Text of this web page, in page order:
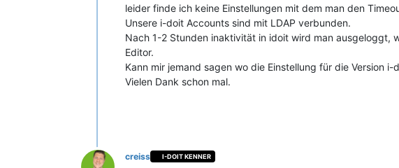
leider finde ich keine Einstellungen mit dem man den
Unsere i-doit Accounts sind mit LDAP verbunden.
Nach 1-2 Stunden inaktivität in idoit wird man ausgeloggt,
Editor.
Kann mir jemand sagen wo die Einstellung für die Version i-
Vielen Dank schon mal.
creiss I-DOIT KENNER